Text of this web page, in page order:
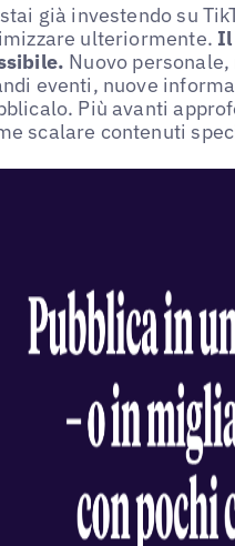
già investendo su
ulteriormente. Il
Nuovo
eventi, nuove
Più avanti
scalare contenuti